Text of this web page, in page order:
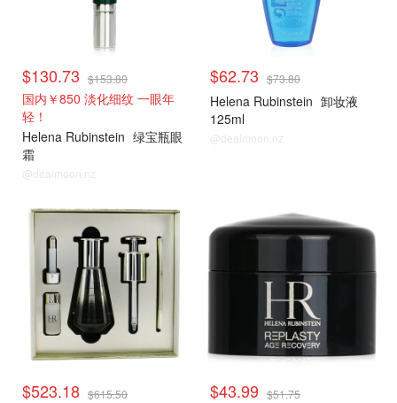
$130.73 $153.80
国内￥850 淡化细纹 一眼年
轻！
Helena Rubinstein 绿宝瓶眼
霜
@dealmoon.nz
$62.73 $73.80
Helena Rubinstein 卸妆液
125ml
@dealmoon.nz
赫莲娜
$523.18 $615.50 $43.99 $51.75